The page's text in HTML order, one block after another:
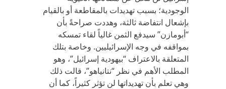
الوجودية؛ بسبب تهديدات بالمقاطعة أو بالقيام
بإشعال انتفاضة ثالثة، وهددت صراحةً بأن
“أبومازن” سيدفع الثمن غالياً لقاء تمسكه
بمواقفه في وجه الإسرائيليين. وخاصة بتلك
المتعلقة بالاعتراف “بيهودية إسرائيل”، وهو
المطلب الأهم في نظر “نتانياهو”، قالت ذلك
وهي تعلم بأن تهديداتها لن تؤثر كثيراً، كما أن